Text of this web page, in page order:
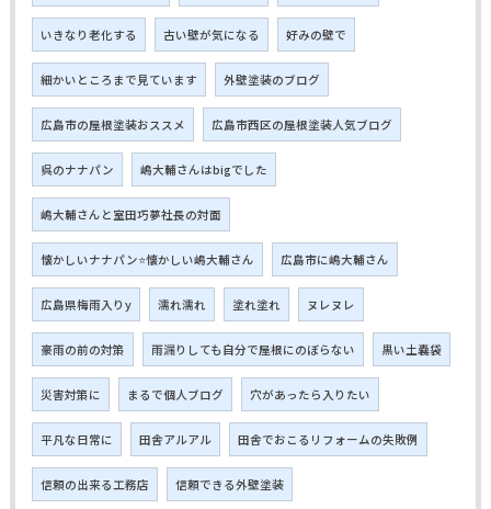
いきなり老化する 古い壁が気になる 好みの壁で
細かいところまで見ています 外壁塗装のブログ
広島市の屋根塗装おススメ 広島市西区の屋根塗装人気ブログ
呉のナナパン 嶋大輔さんはbigでした
嶋大輔さんと室田巧夢社長の対面
懐かしいナナパン⭐懐かしい嶋大輔さん 広島市に嶋大輔さん
広島県梅雨入りy 濡れ濡れ 塗れ塗れ ヌレヌレ
豪雨の前の対策 雨漏りしても自分で屋根にのぼらない 黒い土嚢袋
災害対策に まるで個人ブログ 穴があったら入りたい
平凡な日常に 田舎アルアル 田舎でおこるリフォームの失敗例
信頼の出来る工務店 信頼できる外壁塗装